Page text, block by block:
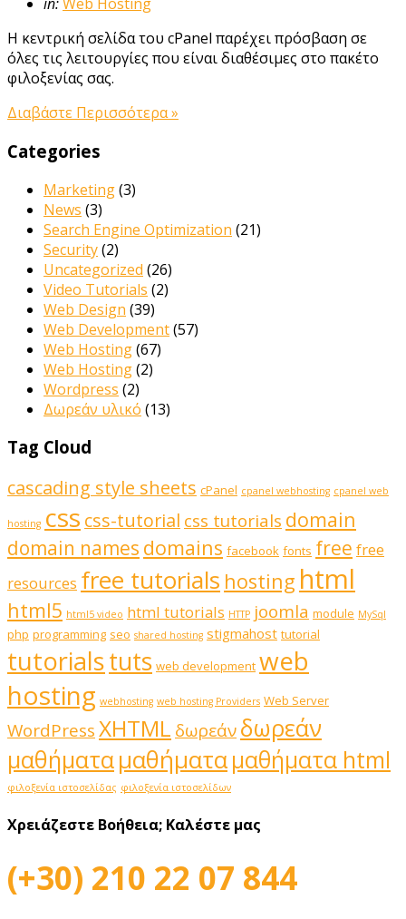
Η κεντρική σελίδα του cPanel παρέχει πρόσβαση σε
όλες τις λειτουργίες που είναι διαθέσιμες στο πακέτο
φιλοξενίας σας.
Διαβάστε Περισσότερα »
Categories
Marketing(3)
News (3)
Search Engine Optimization (21)
Security(2)
Uncategorized (26)
Video Tutorials (2)
Web Design (39)
Web Development(57)
Web Hosting(67)
Web Hosting(2)
Wordpress (2)
Δωρεάν υλικό (13)
Tag Cloud
cascading style sheets cPanel cpanel webhosting cpanel web
hosting css css-tutorial css tutorials domain
domain names domains facebook fonts free free
resources free tutorials hosting html
html5 html5 video html tutorials HTTP joomla module MySql
php programming seo shared hosting stigmahost tutorial
tutorialstuts web development web
hosting webhosting web hosting Providers Web Server
WordPressXHTML δωρεάνδωρεάν
μαθήματαμαθήματαμαθήματα html
φιλοξενία ιστοσελίδας φιλοξενία ιστοσελίδων
Χρειάζεστε Βοήθεια; Καλέστε μας
(+30) 210 22 07 844